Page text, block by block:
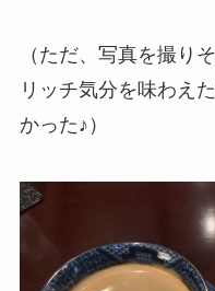
（ただ、写真を撮
リッチ気分を味わえ
かった♪）